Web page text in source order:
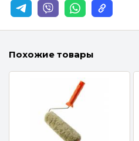
Похожие товары